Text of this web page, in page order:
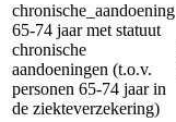
chronische_aandoening
65-74 jaar met statuut
chronische
aandoeningen (t.o.v.
personen 65-74 jaar in
de ziekteverzekering)